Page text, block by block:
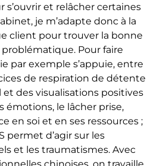
s’ouvrir et relâcher certaines
je m’adapte donc à la
client pour trouver la bonne
Pour faire
par exemple s’appuie, entre
de respiration de détente
des visualisations positives
émotions, le lâcher prise,
en soi et en ses ressources ;
permet d’agir sur les
et les traumatismes. Avec